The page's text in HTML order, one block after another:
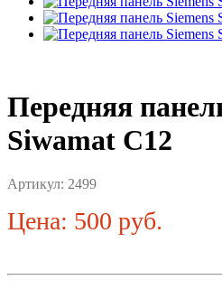
Передняя
Siwamat C12
Артикул: 2499
Цена: 500 руб.